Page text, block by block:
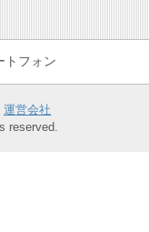
トフォン
運営会社
reserved.